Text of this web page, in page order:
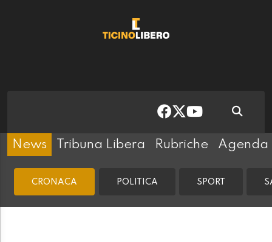
News Tribuna Libera Rubriche Agenda
CRONACA POLITICA SPORT